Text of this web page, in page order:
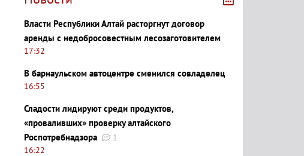
Власти Республики Алтай расторгнут договор
аренды с недобросовестным лесозаготовителем
17:32
В барнаульском автоцентре сменился совладелец
16:55
Сладости лидируют среди продуктов,
«проваливших» проверку алтайского
Роспотребнадзора
1
16:22